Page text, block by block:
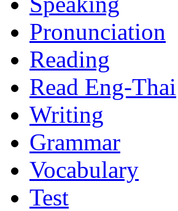
Pronunciation
Reading
Read Eng-Thai
Writing
Grammar
Vocabulary
Test